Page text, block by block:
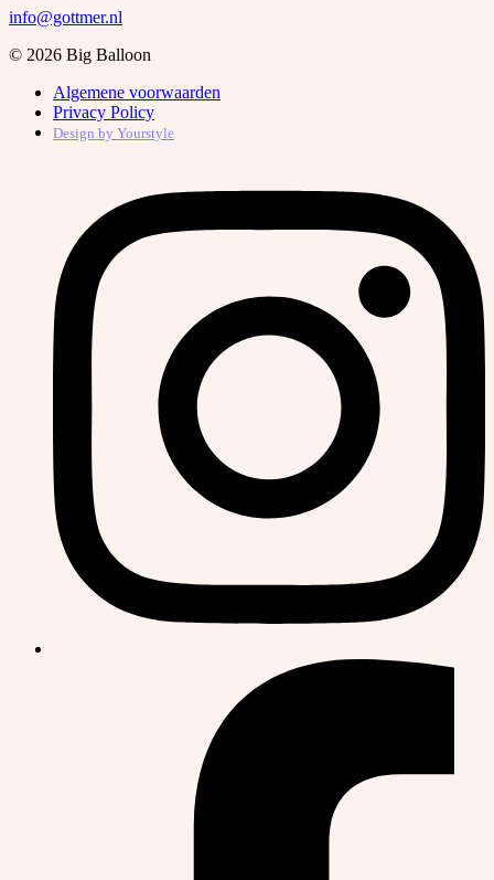
info@gottmer.nl
© 2026 Big Balloon
Algemene voorwaarden
Privacy Policy
Design by Yourstyle